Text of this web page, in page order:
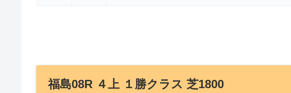
福島08R ４上 １勝クラス 芝1800